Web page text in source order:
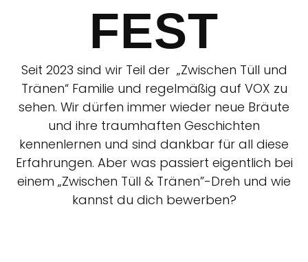
FEST
Seit 2023 sind wir Teil der „Zwischen Tüll und
Tränen“ Familie und regelmäßig auf VOX zu
sehen. Wir dürfen immer wieder neue Bräute
und ihre traumhaften Geschichten
kennenlernen und sind dankbar für all diese
Erfahrungen. Aber was passiert eigentlich bei
einem „Zwischen Tüll & Tränen”-Dreh und wie
kannst du dich bewerben?